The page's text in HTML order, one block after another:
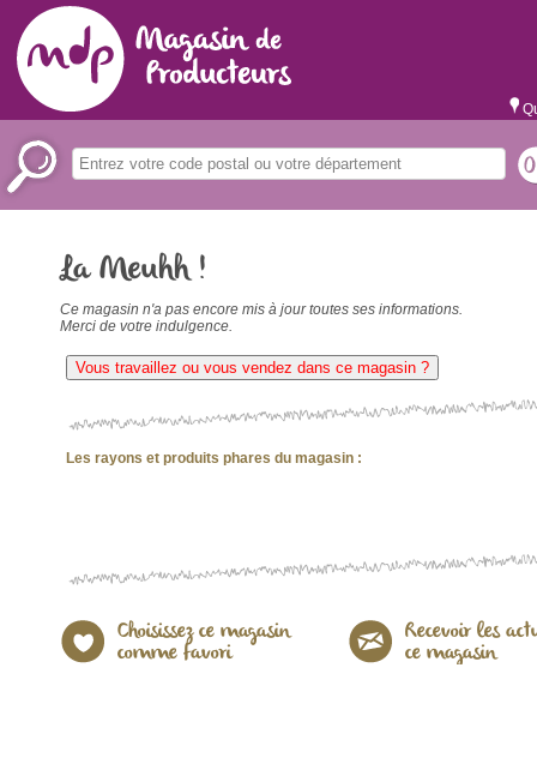
La Meuhh !
Ce magasin n'a pas encore mis à jour toutes ses informations.
Merci de votre indulgence.
Vous travaillez ou vous vendez dans ce magasin ?
Les rayons et produits phares du magasin :